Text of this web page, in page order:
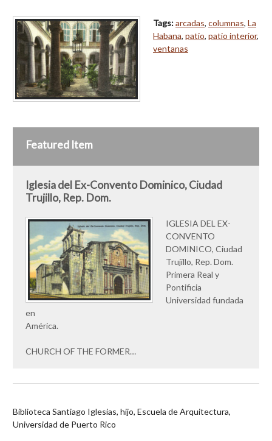
Tags:arcadas, columnas, La
Habana, patio, patio interior,
ventanas
Featured Item
Iglesia del Ex-Convento Dominico, Ciudad
Trujillo, Rep. Dom.
IGLESIA DEL EX-
CONVENTO
DOMINICO, Ciudad
Trujillo, Rep. Dom.
Primera Real y
Pontificia
Universidad fundada
en
América.
CHURCH OF THE FORMER…
Biblioteca Santiago Iglesias, hijo, Escuela de Arquitectura,
Universidad de Puerto Rico